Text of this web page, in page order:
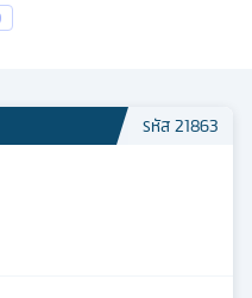
รหัส21863